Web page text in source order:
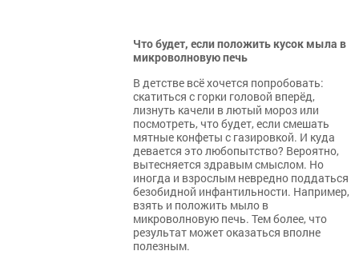
Что будет, если положить кусок мыла в
микроволновую печь
В детстве всё хочется попробовать:
скатиться с горки головой вперёд,
лизнуть качели в лютый мороз или
посмотреть, что будет, если смешать
мятные конфеты с газировкой. И куда
девается это любопытство? Вероятно,
вытесняется здравым смыслом. Но
иногда и взрослым невредно поддаться
безобидной инфантильности. Например,
взять и положить мыло в
микроволновую печь. Тем более, что
результат может оказаться вполне
полезным.